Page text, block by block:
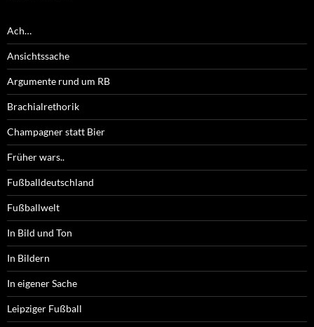
Ach…
Ansichtssache
Argumente rund um RB
Brachialrethorik
Champagner statt Bier
Früher wars..
Fußballdeutschland
Fußballwelt
In Bild und Ton
In Bildern
In eigener Sache
Leipziger Fußball